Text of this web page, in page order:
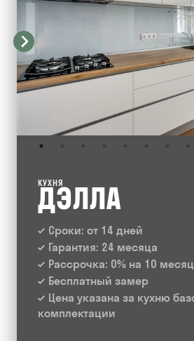
КУХНЯ
ДЭЛЛА
Сроки: от 14 дней
Гарантия: 24 месяца
Рассрочка: 0% на 10
Бесплатный замер
Цена указана за кухню
комплектации